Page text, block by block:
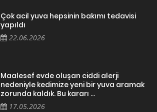
Çok acil yuva hepsinin bakımı tedavisi
yapıldı
22.06.2026
Maalesef evde oluşan ciddi alerji
nedeniyle kedimize yeni bir yuva aramak
zorunda kaldık. Bu kararı ...
17.05.2026